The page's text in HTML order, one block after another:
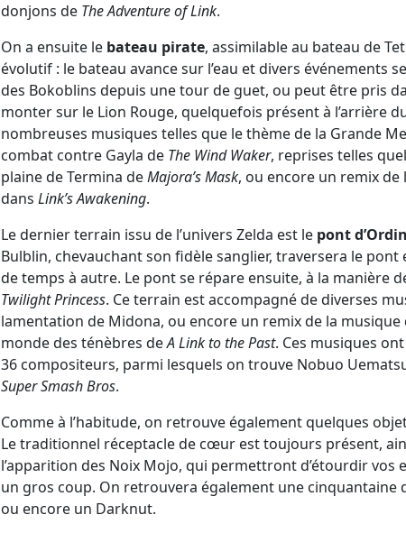
donjons de The Adventure of Link.
On a ensuite le bateau pirate, assimilable au bateau de
évolutif : le bateau avance sur l’eau et divers événements
des Bokoblins depuis une tour de guet, ou peut être pris
monter sur le Lion Rouge, quelquefois présent à l’arrière
nombreuses musiques telles que le thème de la Grande
combat contre Gayla de The Wind Waker, reprises telles
plaine de Termina deMajora’s Mask, ou encore un remix
dans Link’s Awakening.
Le dernier terrain issu de l’univers Zelda est le pont
Bulblin, chevauchant son fidèle sanglier, traversera le
de temps à autre. Le pont se répare ensuite, à la manière
Twilight Princess. Ce terrain est accompagné de diverses
lamentation de Midona, ou encore un remix de la musique
monde des ténèbres deA Link to the Past. Ces musiques
36 compositeurs, parmi lesquels on trouve Nobuo
Super Smash Bros.
Comme à l’habitude, on retrouve également quelques
Le traditionnel réceptacle de cœur est toujours présent,
l’apparition des Noix Mojo, qui permettront d’étourdir vos
un gros coup. On retrouvera également une cinquantaine
ou encore un Darknut.